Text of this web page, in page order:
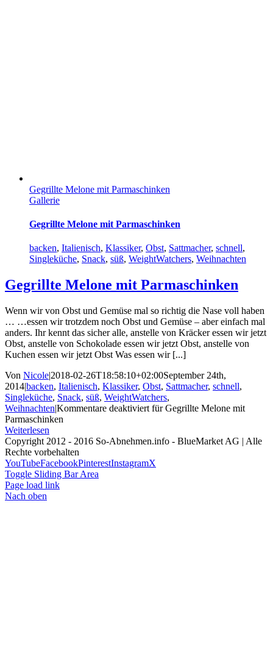
Gegrillte Melone mit Parmaschinken
Gallerie
Gegrillte Melone mit Parmaschinken
backen, Italienisch, Klassiker, Obst, Sattmacher, schnell,
Singleküche, Snack, süß, WeightWatchers, Weihnachten
Gegrillte Melone mit Parmaschinken
Wenn wir von Obst und Gemüse mal so richtig die Nase voll haben
… …essen wir trotzdem noch Obst und Gemüse – aber einfach mal
anders. Ihr kennt das sicher alle, anstelle von Kräcker essen wir jetzt
Obst, anstelle von Schokolade essen wir jetzt Obst, anstelle von
Kuchen essen wir jetzt Obst Was essen wir [...]
Von Nicole|2018-02-26T18:58:10+02:00September 24th,
2014|backen, Italienisch, Klassiker, Obst, Sattmacher, schnell,
Singleküche, Snack, süß, WeightWatchers,
Weihnachten|Kommentare deaktiviert für Gegrillte Melone mit
Parmaschinken
Weiterlesen
Copyright 2012 - 2016 So-Abnehmen.info - BlueMarket AG | Alle
Rechte vorbehalten
YouTubeFacebookPinterestInstagramX
Toggle Sliding Bar Area
Page load link
Nach oben